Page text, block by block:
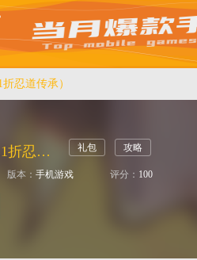
忍道传承）
指尖决斗家（0.1折忍道传承） 礼包 攻略
版本： 手机游戏 评分： 100